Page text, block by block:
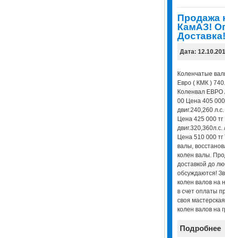
Продажа
КамАЗ!
Доставка!
Дата:
Коленчатые
Евро ( КМК )
Коленвал ЕВРО
00 Цена 405
двиг.240,260
Цена 425 000
Цена 510 000
валы,
колен валы.
доставкой до
обсуждаются!
колен валов на
в счет оплаты
своя
колен валов на
Подробнее